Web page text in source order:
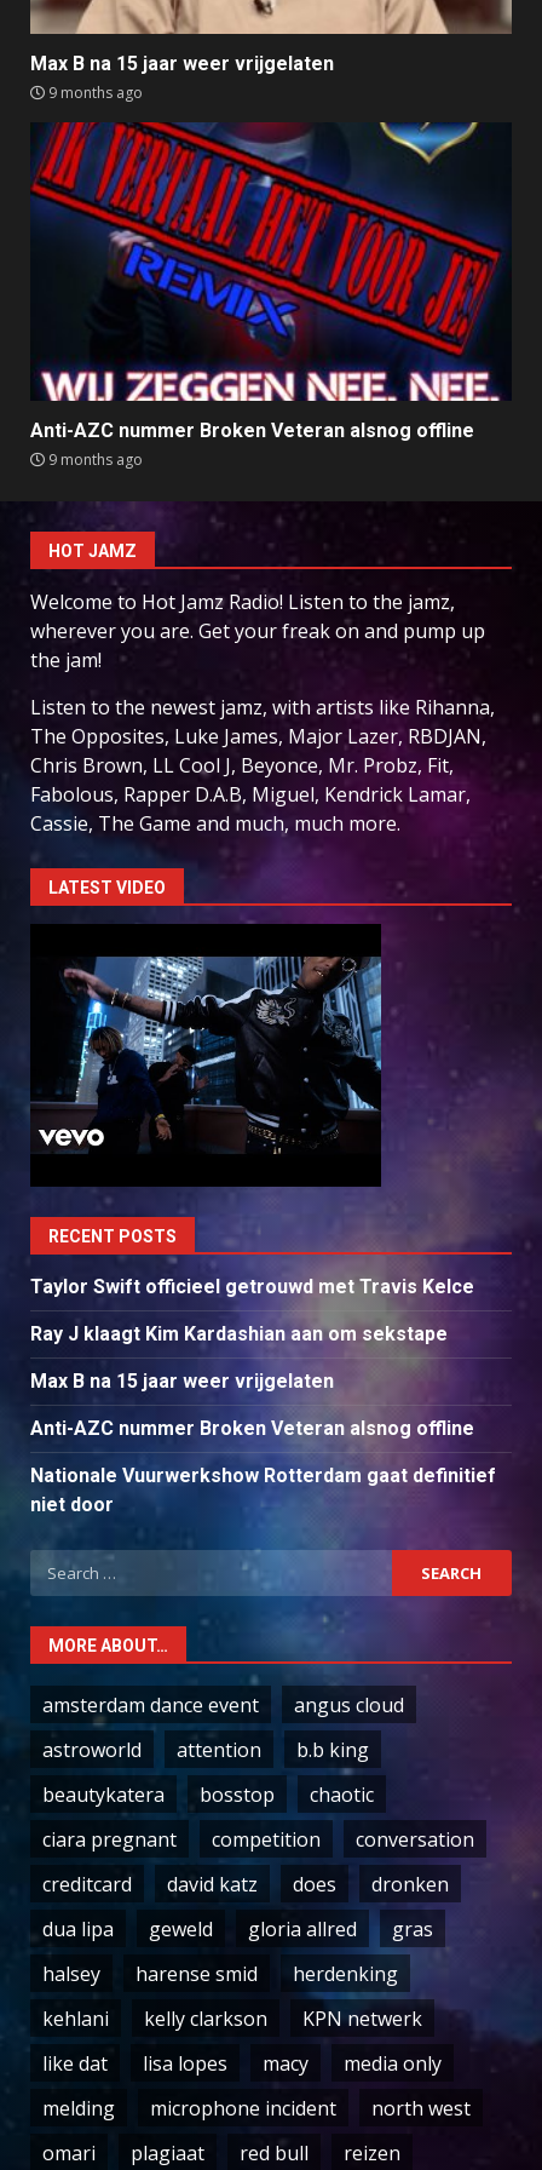
Max B na 15 jaar weer vrijgelaten
9 months ago
Anti-AZC nummer Broken Veteran alsnog offline
9 months ago
HOT JAMZ
Welcome to Hot Jamz Radio! Listen to the jamz,
wherever you are. Get your freak on and pump up
the jam!
Listen to the newest jamz, with artists like Rihanna,
The Opposites, Luke James, Major Lazer, RBDJAN,
Chris Brown, LL Cool J, Beyonce, Mr. Probz, Fit,
Fabolous, Rapper D.A.B, Miguel, Kendrick Lamar,
Cassie, The Game and much, much more.
LATEST VIDEO
RECENT POSTS
Taylor Swift officieel getrouwd met Travis Kelce
Ray J klaagt Kim Kardashian aan om sekstape
Max B na 15 jaar weer vrijgelaten
Anti-AZC nummer Broken Veteran alsnog offline
Nationale Vuurwerkshow Rotterdam gaat definitief
niet door
Search
for:
MORE ABOUT…
amsterdam dance event
angus cloud
astroworld
attention
b.b king
beautykatera
bosstop
chaotic
ciara pregnant
competition
conversation
creditcard
david katz does
dronken
dua lipa
geweld gloria allred
gras
halsey
harense smid
herdenking
kehlani
kelly clarkson
KPN netwerk
like dat
lisa lopes macy
media only
melding
microphone incident
north west
omari
plagiaat red bull reizen